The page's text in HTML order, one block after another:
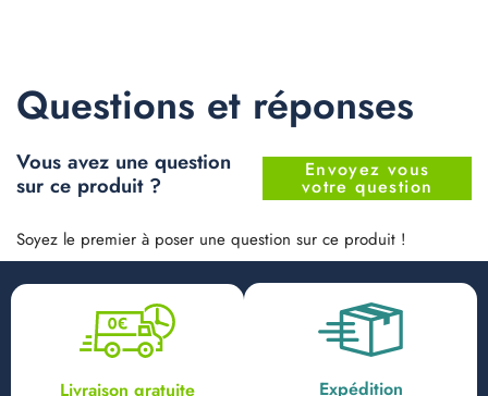
Questions et réponses
Vous avez une question
sur ce produit ?
Envoyez vous
votre question
Soyez le premier à poser une question sur ce produit !
Livraison gratuite
Expédition